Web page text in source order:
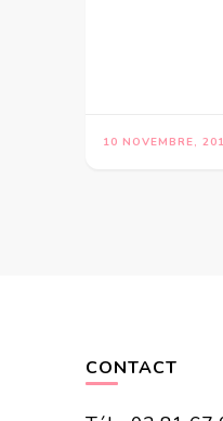
10 NOVEMBRE,
CONTACT